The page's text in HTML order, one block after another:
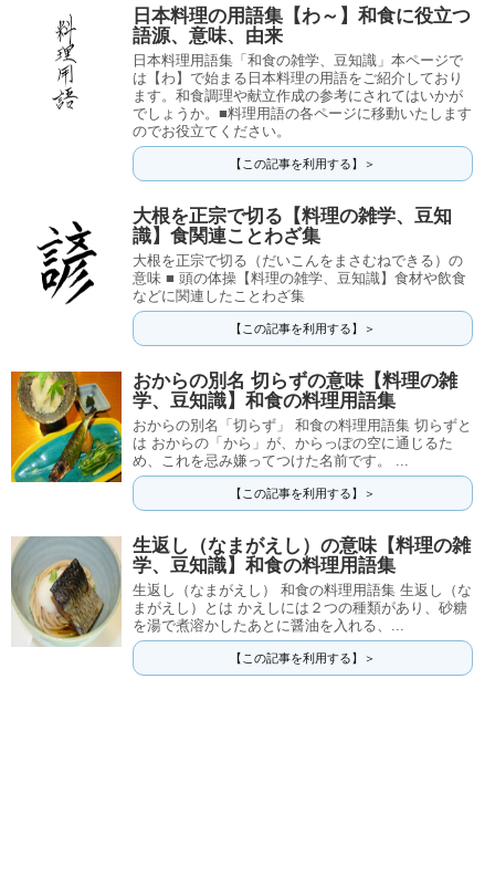
日本料理の用語集【わ～】和食に役立つ
語源、意味、由来
日本料理用語集「和食の雑学、豆知識」本ページで
は【わ】で始まる日本料理の用語をご紹介しており
ます。和食調理や献立作成の参考にされてはいかが
でしょうか。■料理用語の各ページに移動いたします
のでお役立てください。
【この記事を利用する】＞
大根を正宗で切る【料理の雑学、豆知
識】食関連ことわざ集
大根を正宗で切る（だいこんをまさむねできる）の
意味 ■ 頭の体操【料理の雑学、豆知識】食材や飲食
などに関連したことわざ集
【この記事を利用する】＞
おからの別名 切らずの意味【料理の雑
学、豆知識】和食の料理用語集
おからの別名「切らず」 和食の料理用語集 切らずと
は おからの「から」が、からっぽの空に通じるた
め、これを忌み嫌ってつけた名前です。 ...
【この記事を利用する】＞
生返し（なまがえし）の意味【料理の雑
学、豆知識】和食の料理用語集
生返し（なまがえし） 和食の料理用語集 生返し（な
まがえし）とは かえしには２つの種類があり、砂糖
を湯で煮溶かしたあとに醤油を入れる、...
【この記事を利用する】＞